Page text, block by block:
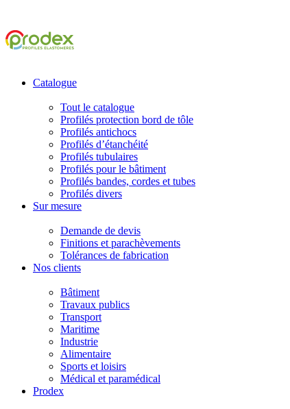
Catalogue
Tout le catalogue
Profilés protection bord de tôle
Profilés antichocs
Profilés d’étanchéité
Profilés tubulaires
Profilés pour le bâtiment
Profilés bandes, cordes et tubes
Profilés divers
Sur mesure
Demande de devis
Finitions et parachèvements
Tolérances de fabrication
Nos clients
Bâtiment
Travaux publics
Transport
Maritime
Industrie
Alimentaire
Sports et loisirs
Médical et paramédical
Prodex